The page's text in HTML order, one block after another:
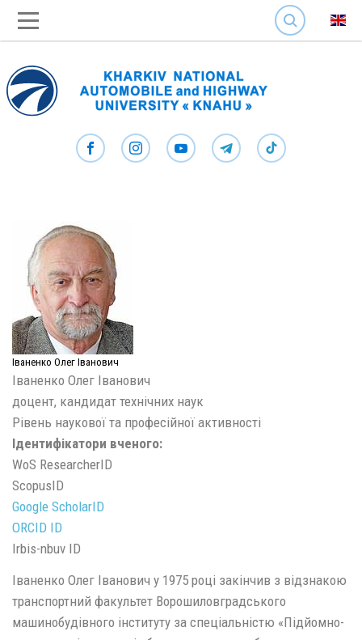
SEARCH
Іваненко Олег Іванович
Іваненко Олег Іванович
доцент, кандидат технічних наук
Рівень наукової та професійної активності
Ідентифікатори вченого:
WoS ResearcherID
ScopusID
Google ScholarID
ORCID ID
Irbis-nbuv ID
Іваненко Олег Іванович у 1975 році закінчив з відзнакою
транспортний факультет Ворошиловградського
машинобудівного інституту за спеціальністю «Підйомно-